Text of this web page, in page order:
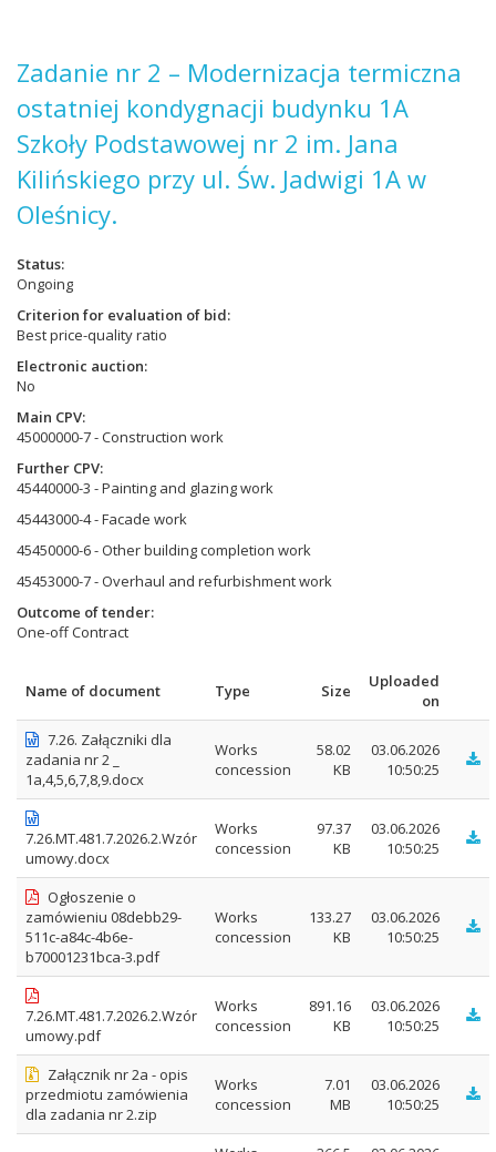
Zadanie nr 2 – Modernizacja termiczna
ostatniej kondygnacji budynku 1A
Szkoły Podstawowej nr 2 im. Jana
Kilińskiego przy ul. Św. Jadwigi 1A w
Oleśnicy.
Status
Ongoing
Criterion for evaluation of bid
Best price-quality ratio
Electronic auction
No
Main CPV
45000000-7 - Construction work
Further CPV
45440000-3 - Painting and glazing work
45443000-4 - Facade work
45450000-6 - Other building completion work
45453000-7 - Overhaul and refurbishment work
Outcome of tender
One-off Contract
Name of document Type Size
Uploaded
on
7.26. Załączniki dla
zadania nr 2 _
1a,4,5,6,7,8,9.docx
Works
concession
58.02
KB
03.06.2026
10:50:25
7.26.MT.481.7.2026.2.Wzór
umowy.docx
Works
concession
97.37
KB
03.06.2026
10:50:25
Ogłoszenie o
zamówieniu 08debb29-
511c-a84c-4b6e-
b70001231bca-3.pdf
Works
concession
133.27
KB
03.06.2026
10:50:25
7.26.MT.481.7.2026.2.Wzór
umowy.pdf
Works
concession
891.16
KB
03.06.2026
10:50:25
Załącznik nr 2a - opis
przedmiotu zamówienia
dla zadania nr 2.zip
Works
concession
7.01
MB
03.06.2026
10:50:25